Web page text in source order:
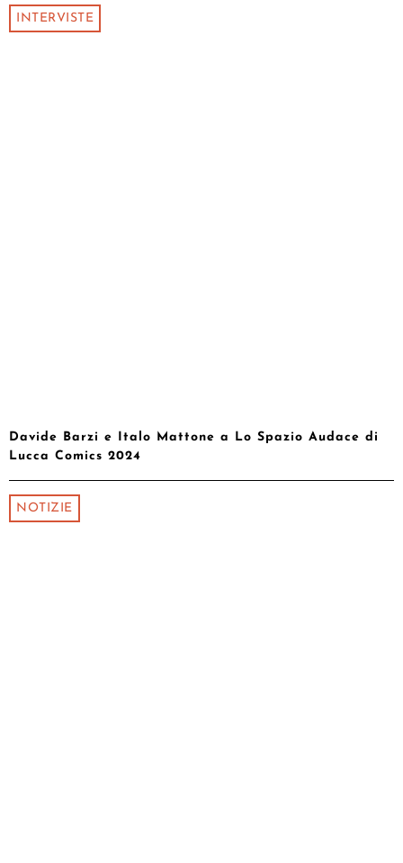
INTERVISTE
Davide Barzi e Italo Mattone a Lo Spazio Audace di
Lucca Comics 2024
NOTIZIE